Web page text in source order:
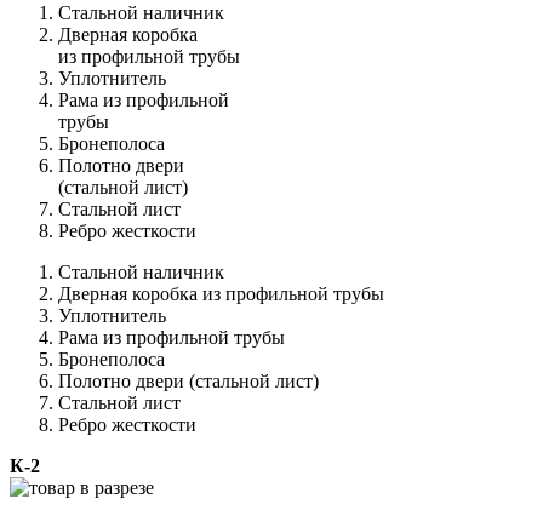
Стальной наличник
Дверная коробка
из профильной трубы
Уплотнитель
Рама из профильной
трубы
Бронеполоса
Полотно двери
(стальной лист)
Стальной лист
Ребро жесткости
Стальной наличник
Дверная коробка из профильной трубы
Уплотнитель
Рама из профильной трубы
Бронеполоса
Полотно двери (стальной лист)
Стальной лист
Ребро жесткости
К-2